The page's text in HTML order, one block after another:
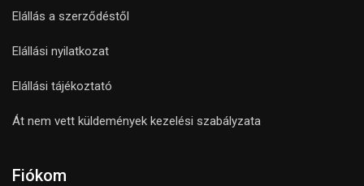
Elállás a szerződéstől
Elállási nyilatkozat
Elállási tájékoztató
Át nem vett küldemények kezelési szabályzata
Fiókom